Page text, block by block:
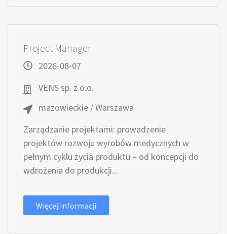
Project Manager
2026-08-07
VENS sp. z o.o.
mazowieckie / Warszawa
Zarządzanie projektami: prowadzenie
projektów rozwoju wyrobów medycznych w
pełnym cyklu życia produktu – od koncepcji do
wdrożenia do produkcji...
Więcej Informacji